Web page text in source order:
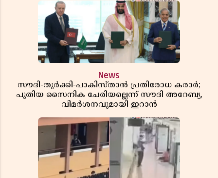
News
സൗദി-തുർക്കി-പാകിസ്താൻ പ്രതിരോധ കരാർ;
പുതിയ സൈനിക ചേരിയല്ലെന്ന് സൗദി അറേബ്യ,
വിമർശനവുമായി ഇറാൻ